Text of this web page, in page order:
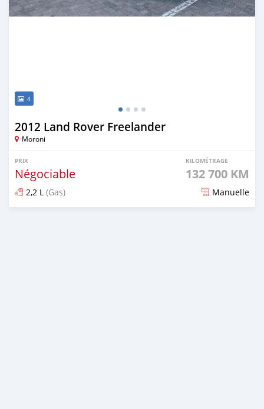
4
2012 Land Rover Freelander
Moroni
PRIX
Négociable
KILOMÉTRAGE
132 700 KM
2,2 L (Gas) Manuelle